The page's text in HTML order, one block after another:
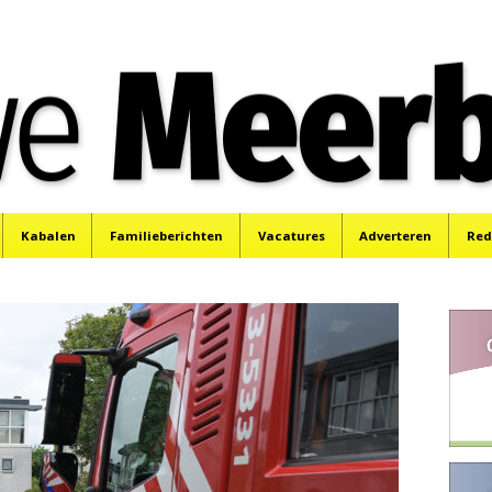
Kabalen Familieberichten Vacatures Adverteren